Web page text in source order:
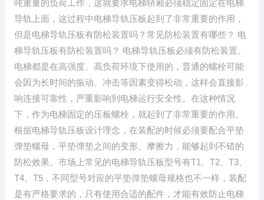
吨重量的负荷工作，这就要求电梯轿厢必须稳定固定在电梯
导轨上面，这过程中电梯导轨压板起到了非常重要的作用，
但是电梯导轨压板有防松装置吗？常见防松装置有哪些？ 电
梯导轨压板有防松装置吗？ 电梯导轨压板必须有防松装置。
电梯都是在高强度、高负荷环境下使用的，普通的螺栓可能
会因为长时间的振动、冲击等因素变得松动，这样会直接影
响连接可靠性，严重影响到电梯运行安全性。在这种情况
下，作为电梯固定的压板螺栓，就起到了非常重要的作用。
根据电梯导轨压板设计理念，在装配的时候必须要配合平垫
弹垫螺母，平垫弹垫之间的变形、摩擦力，能够起到不错的
防松效果。市场上常见的电梯导轨压板型号有T1、T2、T3、
T4、T5，不同型号对应的平垫弹垫螺母规格也不一样，装配
是有严格要求的，只有使用合适的配件，才能有效防止电梯